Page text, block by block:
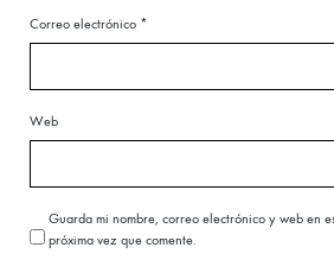
Correo electrónico *
Web
Guarda mi nombre, correo electrónico y web en
próxima vez que comente.